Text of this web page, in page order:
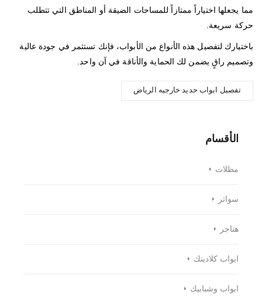
مما يجعلها اختياراً ممتازاً للمساحات الضيقة أو المناطق التي تتطلب
حركة سريعة.
باختيارك لتفصيل هذه الأنواع من الأبواب، فإنك تستثمر في جودة عالية
وتصميم راقٍ يضمن لك الحماية والأناقة في آن واحد.
تفصيل ابواب حديد خارجيه الرياض
الأقسام
مظلات
سواتر
هناجر
ابواب كلادينك
ابواب وشبابيك